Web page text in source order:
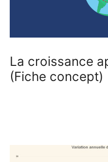
La croissance
(Fiche concept)